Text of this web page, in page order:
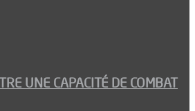
UNE CAPACITÉ DE COMBAT